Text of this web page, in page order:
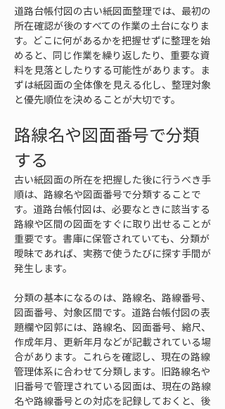
道路台帳付図の古い紙図面整理では、最初の
所在確認が後のすべての作業の土台になりま
す。どこに何があるかを把握せずに整理を始
めると、同じ作業を繰り返したり、重要な資
料を見落としたりする可能性があります。ま
ずは紙図面の全体像を見える化し、整理対象
と優先順位を決めることが大切です。
路線名や図面番号で分類
する
古い紙図面の所在を把握した後に行うべき手
順は、路線名や図面番号で分類することで
す。道路台帳付図は、必要なときに該当する
路線や区間の図面をすぐに取り出せることが
重要です。書庫に保管されていても、分類が
曖昧であれば、実務で使うたびに探す手間が
発生します。
分類の基本になるのは、路線名、路線番号、
図面番号、対象区間です。道路台帳付図の表
題欄や図郭には、路線名、図面番号、縮尺、
作成年月、更新年月などが記載されている場
合があります。これらを確認し、現在の路線
管理体系に合わせて分類します。旧路線名や
旧番号で管理されている図面は、現在の路線
名や路線番号との対応を記録しておくと、後